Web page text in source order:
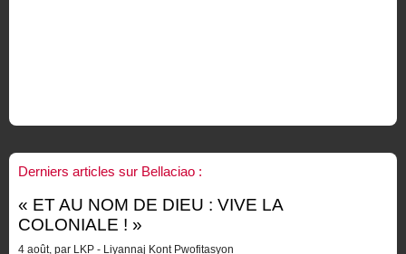
Derniers articles sur Bellaciao :
« ET AU NOM DE DIEU : VIVE LA
COLONIALE ! »
4 août, par LKP - Liyannaj Kont Pwofitasyon